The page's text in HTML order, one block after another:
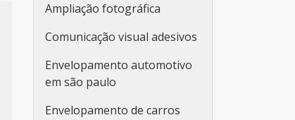
Ampliação fotográfica
Comunicação visual adesivos
Envelopamento automotivo
em são paulo
Envelopamento de carros